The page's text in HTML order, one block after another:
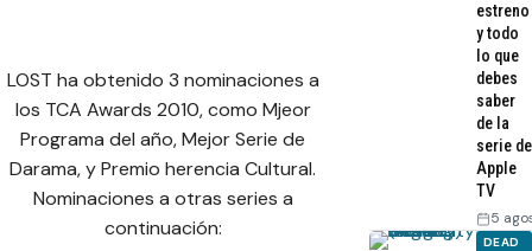
LOST ha obtenido 3 nominaciones a
los TCA Awards 2010, como Mjeor
Programa del año, Mejor Serie de
Darama, y Premio herencia Cultural.
Nominaciones a otras series a
continuación:
estreno
y todo
lo que
debes
saber
de la
serie de
Apple
TV
5
DEAD